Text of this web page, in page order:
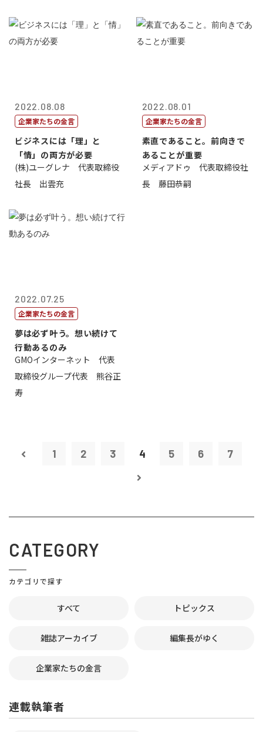
2022.08.08
企業家たちの金言
ビジネスには「理」と
「情」の両方が必要
(株)ユーグレナ 代表取締役
社長 出雲充
2022.08.01
企業家たちの金言
素直であること。前向きで
あることが重要
メディアドゥ 代表取締役社
長 藤田恭嗣
2022.07.25
企業家たちの金言
夢は必ず叶う。想い続けて
行動あるのみ
GMOインターネット 代表
取締役グループ代表 熊谷正
寿
1 2 3 4 5 6 7
CATEGORY
カテゴリで探す
すべて トピックス
雑誌アーカイブ 編集長がゆく
企業家たちの金言
連載執筆者